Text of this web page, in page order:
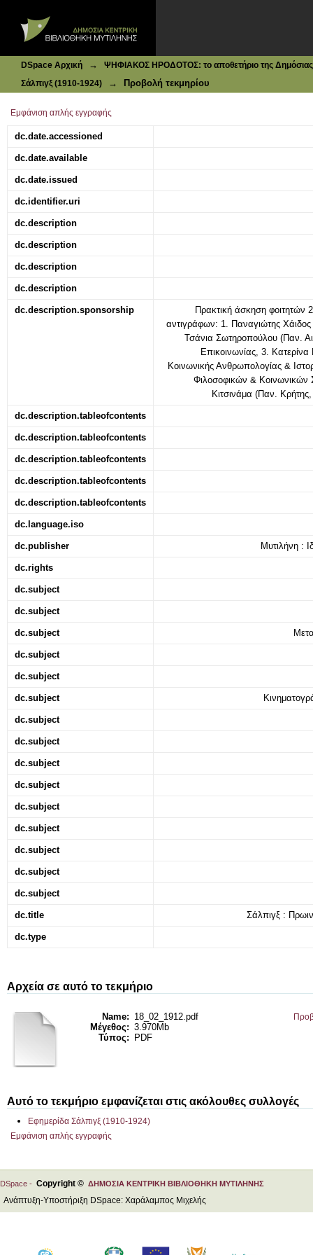
DSpace Αρχική →
ΨΗΦΙΑΚΟΣ ΗΡΟΔΟΤΟΣ: το αποθετήριο της Δημόσιας
Σάλπιγξ (1910-1924)
→ Προβολή τεκμηρίου
Εμφάνιση απλής εγγραφής
dc.date.accessioned
dc.date.available
dc.date.issued
dc.identifier.uri
dc.description
dc.description
dc.description
dc.description
dc.description.sponsorship
Πρακτική άσκηση φοιτητών
αντιγράφων: 1. Παναγιώτης
Τσάνια Σωτηροπούλου (Παν.
Επικοινωνίας, 3.
Κοινωνικής Ανθρωπολογίας &
Φιλοσοφικών &
Κιτσινάμα (Παν.
dc.description.tableofcontents
dc.description.tableofcontents
dc.description.tableofcontents
dc.description.tableofcontents
dc.description.tableofcontents
dc.language.iso
dc.publisher Μυτιλήνη :
dc.rights
dc.subject
dc.subject
dc.subject
dc.subject
dc.subject
dc.subject
dc.subject
dc.subject
dc.subject
dc.subject
dc.subject
dc.subject
dc.subject
dc.subject
dc.subject
dc.title Σάλπιγξ :
dc.type
Αρχεία σε αυτό το τεκμήριο
Name: 18_02_1912.pdf
Μέγεθος: 3.970Mb
Τύπος:
PDF
Αυτό το τεκμήριο εμφανίζεται στις ακόλουθες συλλογές
Εφημερίδα Σάλπιγξ (1910-1924)
Εμφάνιση απλής εγγραφής
DSpace - Copyright © ΔΗΜΟΣΙΑ ΚΕΝΤΡΙΚΗ ΒΙΒΛΙΟΘΗΚΗ ΜΥΤΙΛΗΝΗΣ
Ανάπτυξη-Υποστήριξη DSpace: Χαράλαμπος Μιχελής